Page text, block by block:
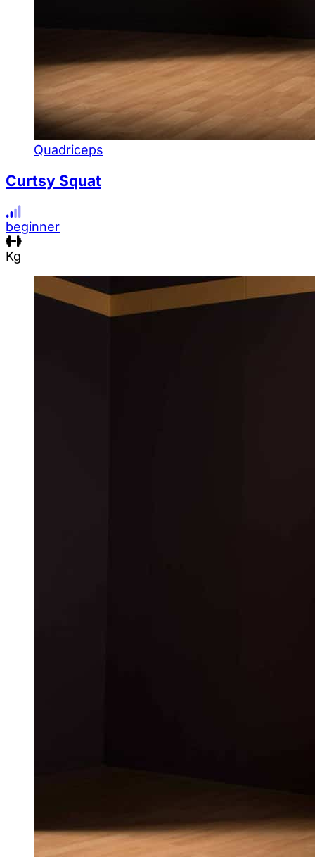
Quadriceps
Curtsy Squat
beginner
Kg